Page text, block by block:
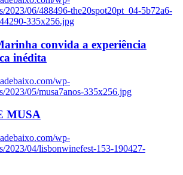
2023/06/488496-the20spot20pt_04-5b72a6-
335x256.jpg
convida a experiência
inédita
wp-
2023/05/musa7anos-335x256.jpg
MUSA
wp-
2023/04/lisbonwinefest-153-190427-